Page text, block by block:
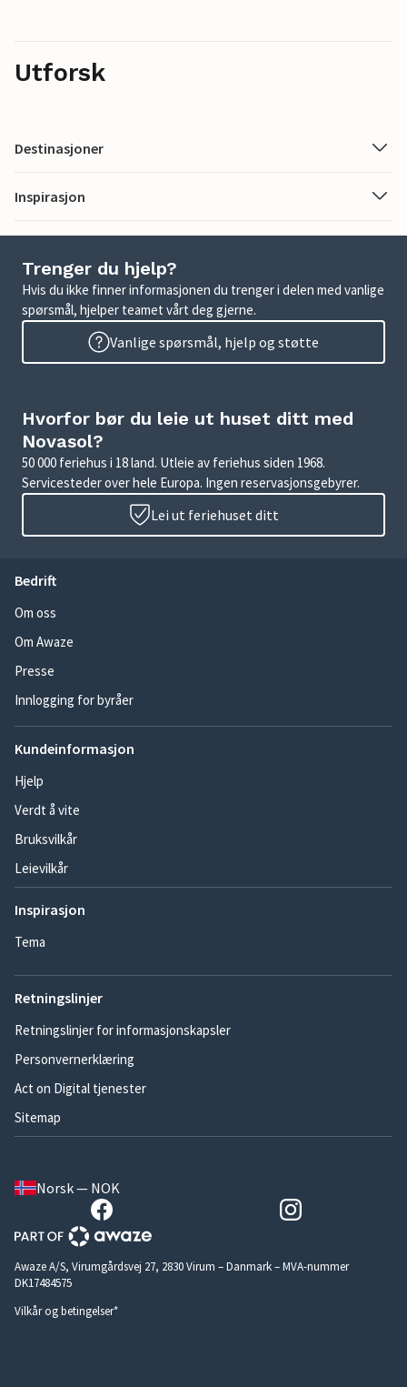
Utforsk
Destinasjoner
Inspirasjon
Trenger du hjelp?
Hvis du ikke finner informasjonen du trenger i delen med vanlige
spørsmål, hjelper teamet vårt deg gjerne.
Vanlige spørsmål, hjelp og støtte
Hvorfor bør du leie ut huset ditt med
Novasol?
50 000 feriehus i 18 land. Utleie av feriehus siden 1968.
Servicesteder over hele Europa. Ingen reservasjonsgebyrer.
Lei ut feriehuset ditt
Bedrift
Om oss
Om Awaze
Presse
Innlogging for byråer
Kundeinformasjon
Hjelp
Verdt å vite
Bruksvilkår
Leievilkår
Inspirasjon
Tema
Retningslinjer
Retningslinjer for informasjonskapsler
Personvernerklæring
Act on Digital tjenester
Sitemap
Norsk — NOK
Awaze A/S, Virumgårdsvej 27, 2830 Virum – Danmark – MVA-nummer
DK17484575
Vilkår og betingelser*